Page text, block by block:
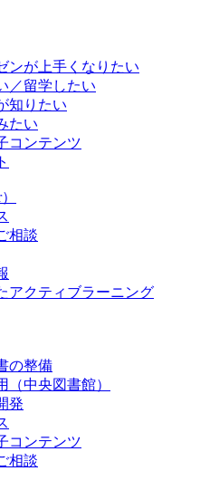
ンが上手くなりたい
／留学したい
知りたい
たい
コンテンツ
相談
アクティブラーニング
の整備
（中央図書館）
発
コンテンツ
相談